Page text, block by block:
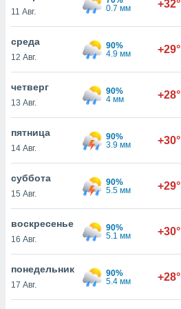
действия
рекламу
нашей
cookie
cookie
в
нашего
11 Авг.
0.7 мм
+32°
среда
12 Авг.
90%
4.9 мм
+29°
четверг
13 Авг.
90%
4 мм
+28°
пятница
14 Авг.
90%
3.9 мм
+30°
суббота
15 Авг.
90%
5.5 мм
+29°
воскресенье
16 Авг.
90%
5.1 мм
+30°
понедельник
17 Авг.
90%
5.4 мм
+28°